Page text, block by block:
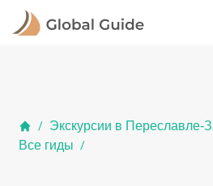
/ Экскурсии в Переславле-
Все гиды /